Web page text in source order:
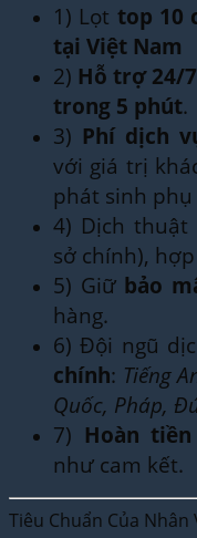
1) Lọt top 10
tại Việt Nam
2) Hỗ trợ 24/7
trong 5 phút.
3) Phí dịch
với giá trị
phát sinh
4) Dịch thuật
sở chính),
5) Giữ bảo
hàng.
6) Đội ngũ
chính: Tiếng
Quốc, Pháp,
7) Hoàn tiền
như cam kết.
Tiêu Chuẩn Của Nhân